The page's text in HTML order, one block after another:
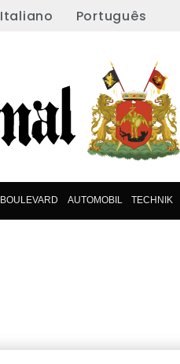
Italiano Português
BOULEVARD AUTOMOBIL TECHNIK